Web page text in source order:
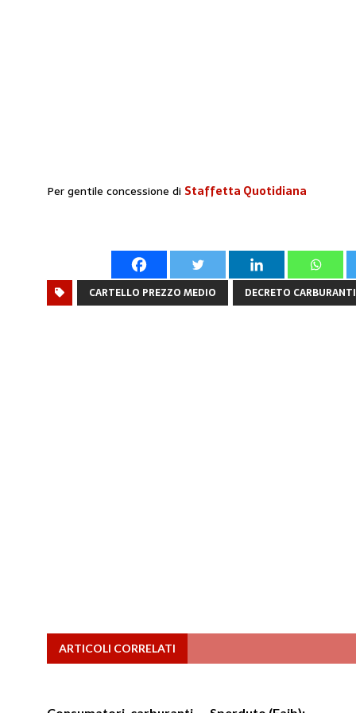
Per gentile concessione di Staffetta Quotidiana
CARTELLO PREZZO MEDIO DECRETO CARBURANTI
ARTICOLI CORRELATI